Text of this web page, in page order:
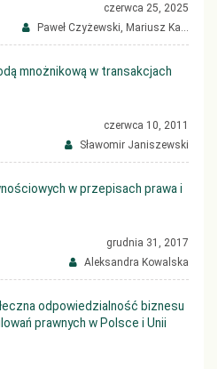
czerwca 25, 2025
Paweł Czyżewski, Mariusz Ka...
mnożnikową w transakcjach
czerwca 10, 2011
Sławomir Janiszewski
w przepisach prawa i
grudnia 31, 2017
Aleksandra Kowalska
odpowiedzialność biznesu
prawnych w Polsce i Unii